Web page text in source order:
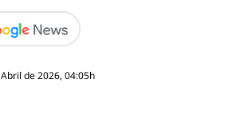
de 2026, 04:05h